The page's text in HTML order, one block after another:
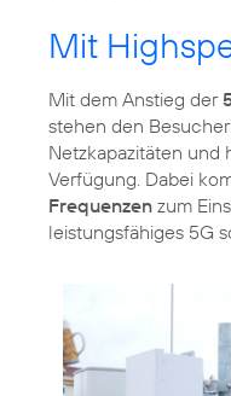
Mit
Mit dem Anstieg der
stehen den
Netzkapazitäten und
Verfügung. Dabei
Frequenzen zum
leistungsfähiges 5G